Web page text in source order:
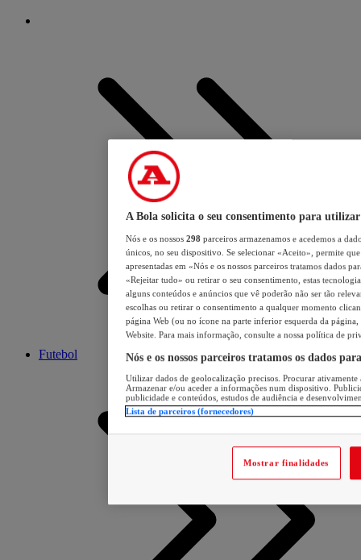
Futebol
A Bola solicita o seu consentimento para utilizar
Nós e os nossos 298 parceiros armazenamos e acedemos a
únicos, no seu dispositivo. Se selecionar «Aceito», permite
apresentadas em «Nós e os nossos parceiros tratamos dados
«Rejeitar tudo» ou retirar o seu consentimento, estas
alguns conteúdos e anúncios que vê poderão não ser tão
escolhas ou retirar o consentimento a qualquer momento
página Web (ou no ícone na parte inferior esquerda da página,
Website. Para mais informação, consulte a nossa política de
Nós e os nossos parceiros tratamos os dados
Utilizar dados de geolocalização precisos. Procurar
Armazenar e/ou aceder a informações num dispositivo.
publicidade e conteúdos, estudos de audiência e
Lista de parceiros (fornecedores)
Mostrar finalidades